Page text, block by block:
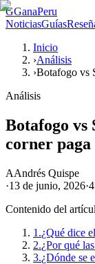
GGanaPeru
NoticiasGuías
Inicio
›Análisis
›Botafogo vs
Análisis
Botafogo vs
corner paga
AAndrés Quispe
·13 de junio, 2026·
Contenido del
1.¿Qué dice
2.¿Por qué
3.¿Dónde se